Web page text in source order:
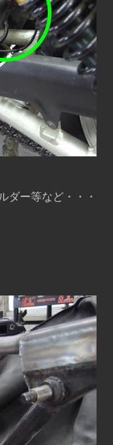
ダー等など・・・